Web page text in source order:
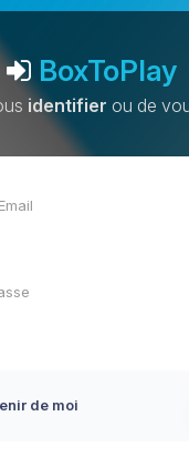
BoxToPlay
identifier ou de
de moi